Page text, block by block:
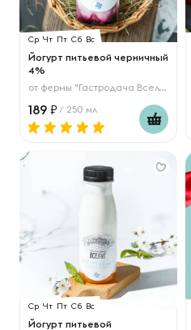
Ср Чт Пт Сб Вс
Йогурт питьевой черничный
4%
от фермы "Гастродача Вселуг"
189 / 250 мл
Ср Чт Пт Сб Вс
Йогурт питьевой